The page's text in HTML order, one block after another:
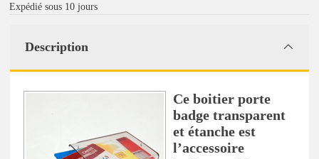
Expédié sous 10 jours
Description
Ce boitier porte
badge transparent
et étanche est
l’accessoire